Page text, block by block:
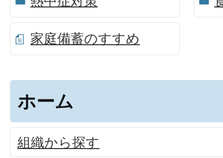
家庭備蓄のすすめ
ホーム
組織から探す